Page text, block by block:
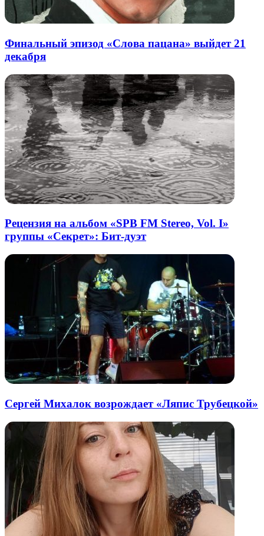
Финальный эпизод «Слова пацана» выйдет 21
декабря
Рецензия на альбом «SPB FM Stereo, Vol. I»
группы «Секрет»: Бит-дуэт
Сергей Михалок возрождает «Ляпис Трубецкой»